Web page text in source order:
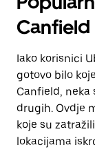
Canfield
Iako korisnici
gotovo bilo
Canfield, neka
drugih. Ovdje
koje su
lokacijama